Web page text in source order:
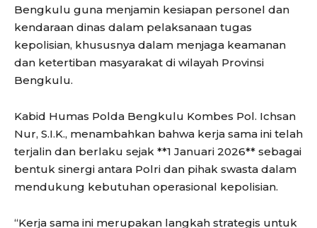
Bengkulu guna menjamin kesiapan personel dan
kendaraan dinas dalam pelaksanaan tugas
kepolisian, khususnya dalam menjaga keamanan
dan ketertiban masyarakat di wilayah Provinsi
Bengkulu.
Kabid Humas Polda Bengkulu Kombes Pol. Ichsan
Nur, S.I.K., menambahkan bahwa kerja sama ini telah
terjalin dan berlaku sejak **1 Januari 2026** sebagai
bentuk sinergi antara Polri dan pihak swasta dalam
mendukung kebutuhan operasional kepolisian.
“Kerja sama ini merupakan langkah strategis untuk